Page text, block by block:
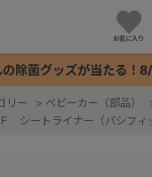
お気に入り
の除菌グッズが当たる！
リー > ベビーカー（部品）
シートライナー（パシフィ